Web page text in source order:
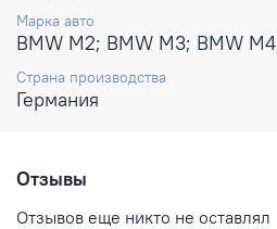
Марка авто
BMW M2; BMW M3; BMW M4
Страна производства
Германия
Отзывы
Отзывов еще никто не оставлял